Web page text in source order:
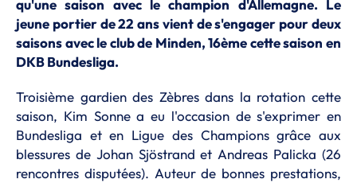
qu'une saison avec le champion d'Allemagne. Le
jeune portier de 22 ans vient de s'engager pour deux
saisons avec le club de Minden, 16ème cette saison en
DKB Bundesliga.
Troisième gardien des Zèbres dans la rotation cette
saison, Kim Sonne a eu l'occasion de s'exprimer en
Bundesliga et en Ligue des Champions grâce aux
blessures de Johan Sjöstrand et Andreas Palicka (26
rencontres disputées). Auteur de bonnes prestations,